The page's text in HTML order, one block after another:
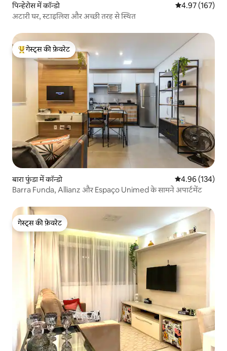
पिन्हेरोस में कॉन्डो औसत रेटिंग 5 में से
4.97 (167)
अटारी घर, स्टाइलिश और अच्छी तरह से स्थित
गेस्ट्स का टॉप फ़ेवरेट
गेस्ट्स की फ़ेवरेट
बारा फुंडा में कॉन्डो औसत रेटिंग 5 में से
4.96 (134)
Barra Funda, Allianz और Espaço Unimed के सामने अपार्टमेंट
गेस्ट्स की फ़ेवरेट
गेस्ट्स की फ़ेवरेट